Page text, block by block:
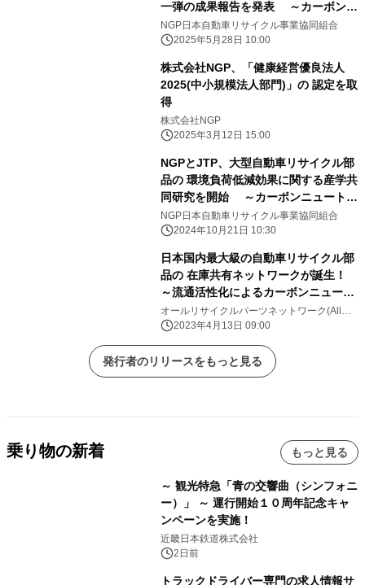
一弾の成果報告を発表 ～カーボンニ
ュートラル・サーキュラーエコノミー
の 実現に向けた大きな一歩～
NGP日本自動車リサイクル事業協同組合
2025年5月28日 10:00
株式会社NGP、「健康経営優良法人
2025(中小規模法人部門)」の 認定を取
得
株式会社NGP
2025年3月12日 15:00
NGPとJTP、大型自動車リサイクル部
品の 環境負荷低減効果に関する産学共
同研究を開始 ～カーボンニュートラ
ル・サーキュラーエコノミーを推進～
NGP日本自動車リサイクル事業協同組合
2024年10月21日 10:30
日本国内最大級の自動車リサイクル部
品の 在庫共有ネットワークが誕生！
～流通活性化によるカーボンニュート
ラルに貢献～
オールリサイクルパーツネットワーク(All
Recycle Parts Network)
2023年4月13日 09:00
発行者のリリースをもっと見る
乗り物の新着 もっと見る
～ 観光特急「青の交響曲（シンフォニ
ー）」 ～ 運行開始１０周年記念キャ
ンペーンを実施！
近畿日本鉄道株式会社
2日前
トラックドライバー専門の求人情報サ